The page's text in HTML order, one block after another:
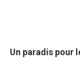
Un paradis pour